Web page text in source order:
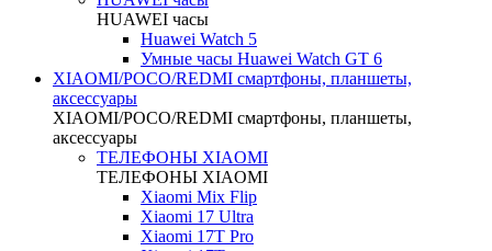
HUAWEI часы
Huawei Watch 5
Умные часы Huawei Watch GT 6
XIAOMI/POCO/REDMI cмартфоны, планшеты,
аксессуары
XIAOMI/POCO/REDMI cмартфоны, планшеты,
аксессуары
ТЕЛЕФОНЫ XIAOMI
ТЕЛЕФОНЫ XIAOMI
Xiaomi Mix Flip
Xiaomi 17 Ultra
Xiaomi 17T Pro